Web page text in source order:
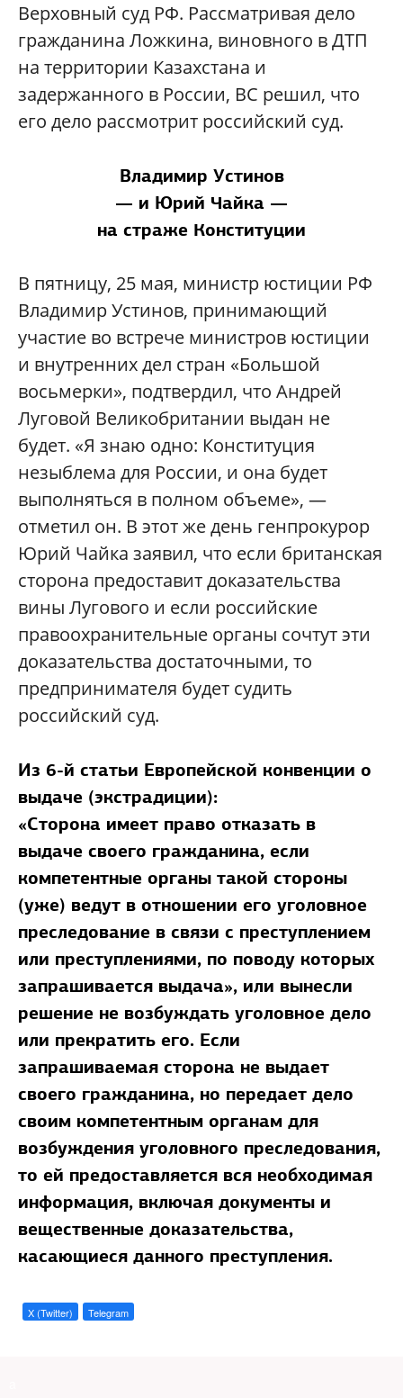
Верховный суд РФ. Рассматривая дело
гражданина Ложкина, виновного в ДТП
на территории Казахстана и
задержанного в России, ВС решил, что
его дело рассмотрит российский суд.
Владимир Устинов
— и Юрий Чайка —
на страже Конституции
В пятницу, 25 мая, министр юстиции РФ
Владимир Устинов, принимающий
участие во встрече министров юстиции
и внутренних дел стран «Большой
восьмерки», подтвердил, что Андрей
Луговой Великобритании выдан не
будет. «Я знаю одно: Конституция
незыблема для России, и она будет
выполняться в полном объеме», —
отметил он. В этот же день генпрокурор
Юрий Чайка заявил, что если британская
сторона предоставит доказательства
вины Лугового и если российские
правоохранительные органы сочтут эти
доказательства достаточными, то
предпринимателя будет судить
российский суд.
Из 6-й статьи Европейской конвенции о
выдаче (экстрадиции):
«Сторона имеет право отказать в
выдаче своего гражданина, если
компетентные органы такой стороны
(уже) ведут в отношении его уголовное
преследование в связи с преступлением
или преступлениями, по поводу которых
запрашивается выдача», или вынесли
решение не возбуждать уголовное дело
или прекратить его. Если
запрашиваемая сторона не выдает
своего гражданина, но передает дело
своим компетентным органам для
возбуждения уголовного преследования,
то ей предоставляется вся необходимая
информация, включая документы и
вещественные доказательства,
касающиеся данного преступления.
X (Twitter) Telegram